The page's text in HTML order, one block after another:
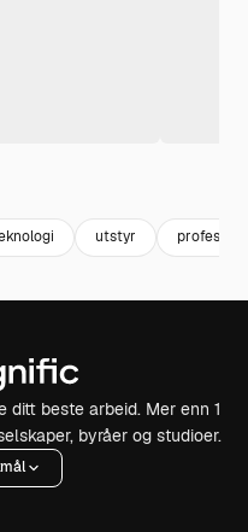
utstyr
ditt beste arbeid. Mer enn 1
byråer og studioer.